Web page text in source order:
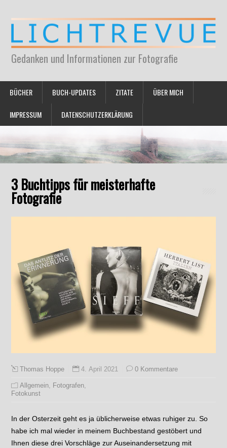
Gedanken und Informationen zur Fotografie
BÜCHER BUCH-UPDATES ZITATE ÜBER MICH
IMPRESSUM DATENSCHUTZERKLÄRUNG
3 Buchtipps für meisterhafte
Fotografie
Thomas Hoppe 4. April 2021 0 Kommentare
Allgemein, Fotografen,
Fotokunst
In der Osterzeit geht es ja üblicherweise etwas ruhiger zu. So
habe ich mal wieder in meinem Buchbestand gestöbert und
Ihnen diese drei Vorschläge zur Auseinandersetzung mit